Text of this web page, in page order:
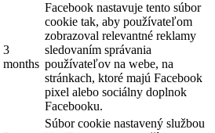
3
months
Facebook nastavuje tento súbor
cookie tak, aby používateľom
zobrazoval relevantné reklamy
sledovaním správania
používateľov na webe, na
stránkach, ktoré majú Facebook
pixel alebo sociálny doplnok
Facebooku.
Súbor cookie nastavený službou